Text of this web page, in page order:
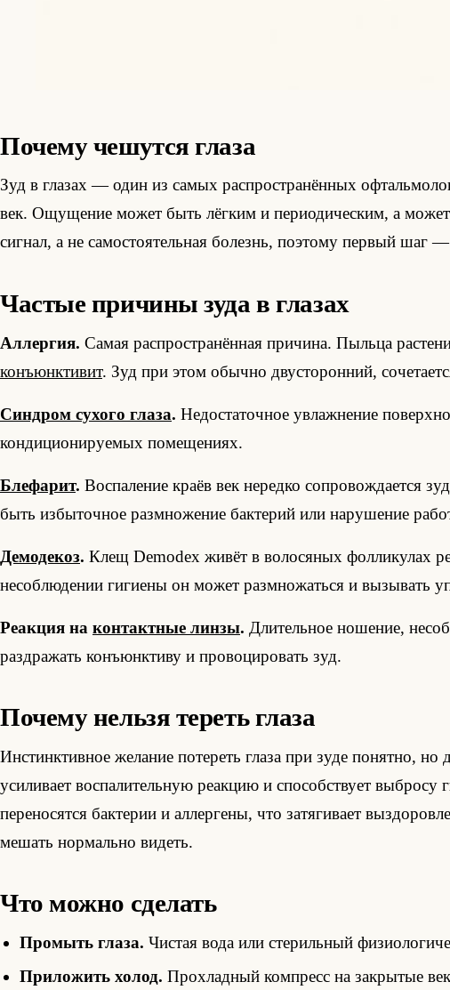
Почему чешутся глаза
Зуд в глазах — один из самых распространённых
век. Ощущение может быть лёгким и периодическим, а
сигнал, а не самостоятельная болезнь, поэтому первый шаг
Частые причины зуда в глазах
Аллергия. Самая распространённая причина. Пыльца
конъюнктивит. Зуд при этом обычно двусторонний,
Синдром сухого глаза. Недостаточное увлажнение
кондиционируемых помещениях.
Блефарит. Воспаление краёв век нередко сопровождается
быть избыточное размножение бактерий или нарушение
Демодекоз. Клещ Demodex живёт в волосяных фолликулах
несоблюдении гигиены он может размножаться и вызывать
Реакция на контактные линзы. Длительное ношение,
раздражать конъюнктиву и провоцировать зуд.
Почему нельзя тереть глаза
Инстинктивное желание потереть глаза при зуде понятно,
усиливает воспалительную реакцию и способствует
переносятся бактерии и аллергены, что затягивает
мешать нормально видеть.
Что можно сделать
Промыть глаза. Чистая вода или стерильный
Приложить холод. Прохладный компресс на закрытые